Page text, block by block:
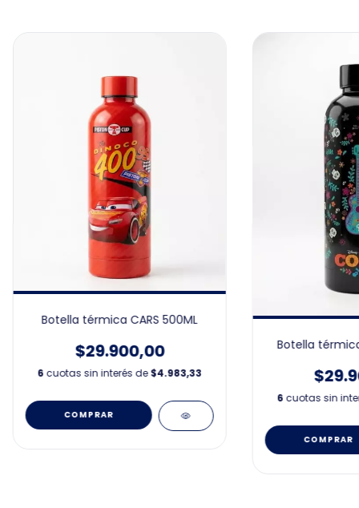
Botella térmica CARS 500ML
$29.900,00
6 cuotas sin interés de$4.983,33
Botella
6 cuotas sin